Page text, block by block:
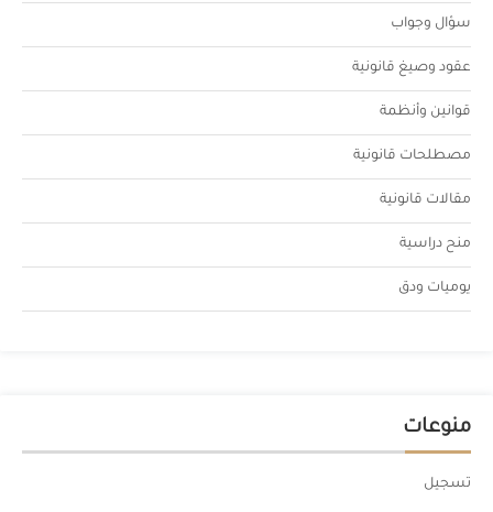
سؤال وجواب
عقود وصيغ قانونية
قوانين وأنظمة
مصطلحات قانونية
مقالات قانونية
منح دراسية
يوميات ودق
منوعات
تسجيل